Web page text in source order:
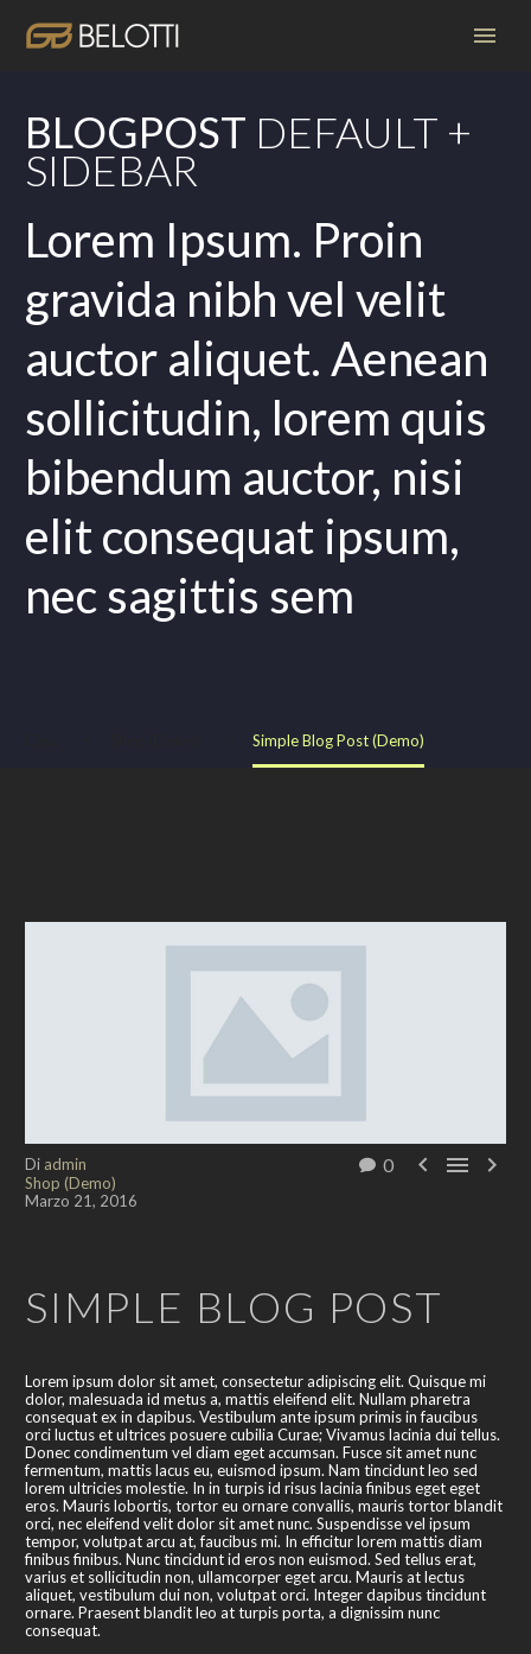
BLOGPOST DEFAULT +
SIDEBAR
Lorem Ipsum. Proin
gravida nibh vel velit
auctor aliquet. Aenean
sollicitudin, lorem quis
bibendum auctor, nisi
elit consequat ipsum,
nec sagittis sem
Simple Blog Post (Demo)
0   
Di admin
Shop (Demo)
Marzo 21, 2016
SIMPLE BLOG POST
Lorem ipsum dolor sit amet, consectetur adipiscing elit. Quisque mi
dolor, malesuada id metus a, mattis eleifend elit. Nullam pharetra
consequat ex in dapibus. Vestibulum ante ipsum primis in faucibus
orci luctus et ultrices posuere cubilia Curae; Vivamus lacinia dui tellus.
Donec condimentum vel diam eget accumsan. Fusce sit amet nunc
fermentum, mattis lacus eu, euismod ipsum. Nam tincidunt leo sed
lorem ultricies molestie. In in turpis id risus lacinia finibus eget eget
eros. Mauris lobortis, tortor eu ornare convallis, mauris tortor blandit
orci, nec eleifend velit dolor sit amet nunc. Suspendisse vel ipsum
tempor, volutpat arcu at, faucibus mi. In efficitur lorem mattis diam
finibus finibus. Nunc tincidunt id eros non euismod. Sed tellus erat,
varius et sollicitudin non, ullamcorper eget arcu. Mauris at lectus
aliquet, vestibulum dui non, volutpat orci. Integer dapibus tincidunt
ornare. Praesent blandit leo at turpis porta, a dignissim nunc
consequat.